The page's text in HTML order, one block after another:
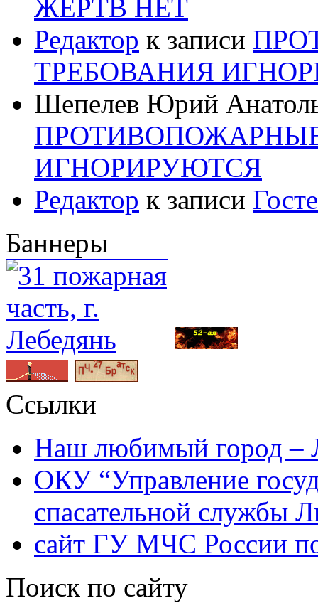
ЖЕРТВ НЕТ
Редактор к записи
ТРЕБОВАНИЯ
Шепелев Юрий
ИГНОРИРУЮТСЯ
Редактор к записи
Баннеры
Ссылки
Наш любимый город –
ОКУ “Управление
спасательной службы
сайт ГУ МЧС России
Поиск по сайту